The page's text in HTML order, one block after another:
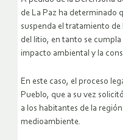
de La Paz ha determinado
suspenda el tratamiento
del litio, en tanto se
impacto ambiental y la
En este caso, el proceso
Pueblo, que a su vez
a los habitantes de la
medioambiente.